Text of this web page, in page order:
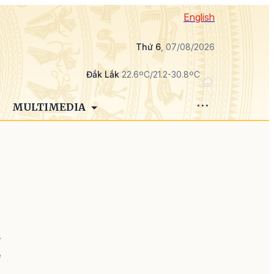
English
Thứ 6, 07/08/2026
Đắk Lắk22.6ºC/21.2-30.8ºC
MULTIMEDIA